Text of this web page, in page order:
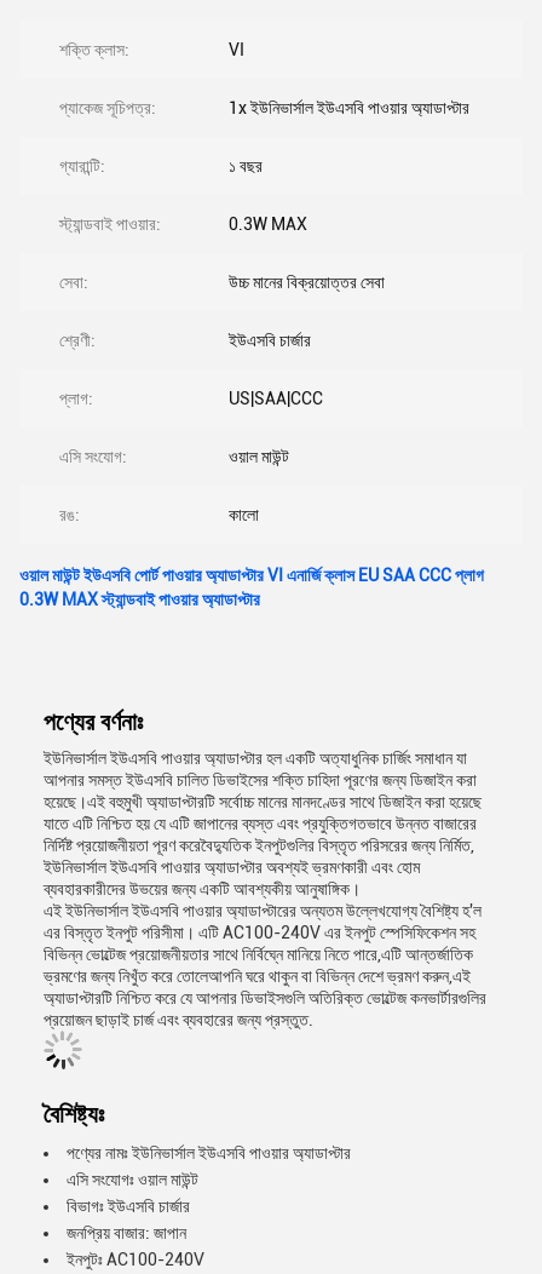
শক্তি ক্লাস: VI
প্যাকেজ সূচিপত্র: 1x ইউনিভার্সাল ইউএসবি পাওয়ার অ্যাডাপ্টার
গ্যারান্টি: ১ বছর
স্ট্যান্ডবাই পাওয়ার: 0.3W MAX
সেবা: উচ্চ মানের বিক্রয়োত্তর সেবা
শ্রেণী: ইউএসবি চার্জার
প্লাগ: US|SAA|CCC
এসি সংযোগ: ওয়াল মাউন্ট
রঙ: কালো
ওয়াল মাউন্ট ইউএসবি পোর্ট পাওয়ার অ্যাডাপ্টার VI এনার্জি ক্লাস EU SAA CCC প্লাগ
0.3W MAX স্ট্যান্ডবাই পাওয়ার অ্যাডাপ্টার
পণ্যের বর্ণনাঃ
ইউনিভার্সাল ইউএসবি পাওয়ার অ্যাডাপ্টার হল একটি অত্যাধুনিক চার্জিং সমাধান যা
আপনার সমস্ত ইউএসবি চালিত ডিভাইসের শক্তি চাহিদা পূরণের জন্য ডিজাইন করা
হয়েছে।এই বহুমুখী অ্যাডাপ্টারটি সর্বোচ্চ মানের মানদণ্ডের সাথে ডিজাইন করা হয়েছে
যাতে এটি নিশ্চিত হয় যে এটি জাপানের ব্যস্ত এবং প্রযুক্তিগতভাবে উন্নত বাজারের
নির্দিষ্ট প্রয়োজনীয়তা পূরণ করেবৈদ্যুতিক ইনপুটগুলির বিস্তৃত পরিসরের জন্য নির্মিত,
ইউনিভার্সাল ইউএসবি পাওয়ার অ্যাডাপ্টার অবশ্যই ভ্রমণকারী এবং হোম
ব্যবহারকারীদের উভয়ের জন্য একটি আবশ্যকীয় আনুষাঙ্গিক।
এই ইউনিভার্সাল ইউএসবি পাওয়ার অ্যাডাপ্টারের অন্যতম উল্লেখযোগ্য বৈশিষ্ট্য হ'ল
এর বিস্তৃত ইনপুট পরিসীমা। এটি AC100-240V এর ইনপুট স্পেসিফিকেশন সহ
বিভিন্ন ভোল্টেজ প্রয়োজনীয়তার সাথে নির্বিঘ্নে মানিয়ে নিতে পারে,এটি আন্তর্জাতিক
ভ্রমণের জন্য নিখুঁত করে তোলেআপনি ঘরে থাকুন বা বিভিন্ন দেশে ভ্রমণ করুন,এই
অ্যাডাপ্টারটি নিশ্চিত করে যে আপনার ডিভাইসগুলি অতিরিক্ত ভোল্টেজ কনভার্টারগুলির
প্রয়োজন ছাড়াই চার্জ এবং ব্যবহারের জন্য প্রস্তুত.
বৈশিষ্ট্যঃ
পণ্যের নামঃ ইউনিভার্সাল ইউএসবি পাওয়ার অ্যাডাপ্টার
এসি সংযোগঃ ওয়াল মাউন্ট
বিভাগঃ ইউএসবি চার্জার
জনপ্রিয় বাজার: জাপান
ইনপুটঃ AC100-240V